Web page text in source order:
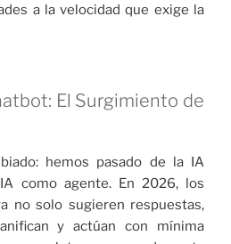
a la velocidad que exige la
El Surgimiento de
hemos pasado de la IA
como agente. En 2026, los
no solo sugieren respuestas,
y actúan con mínima